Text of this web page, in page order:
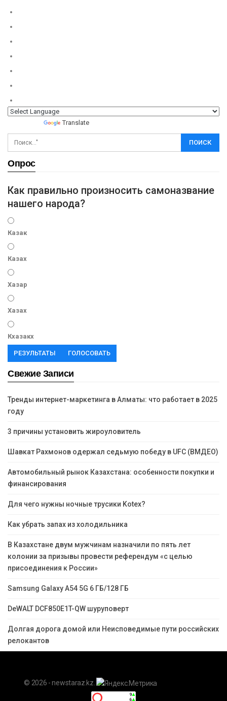
Translate
Опрос
Как правильно произносить самоназвание
нашего народа?
Казак
Казах
Хазар
Хазах
Кхазакх
РЕЗУЛЬТАТЫ ГОЛОСОВАТЬ
Свежие Записи
Тренды интернет-маркетинга в Алматы: что работает в 2025
году
3 причины установить жироуловитель
Шавкат Рахмонов одержал седьмую победу в UFC (ВМДЕО)
Автомобильный рынок Казахстана: особенности покупки и
финансирования
Для чего нужны ночные трусики Kotex?
Как убрать запах из холодильника
В Казахстане двум мужчинам назначили по пять лет
колонии за призывы провести референдум «с целью
присоединения к России»
Samsung Galaxy A54 5G 6 ГБ/128 ГБ
DeWALT DCF850E1T-QW шуруповерт
Долгая дорога домой или Неисповедимые пути российских
релокантов
© 2026 - newstaraz.kz.